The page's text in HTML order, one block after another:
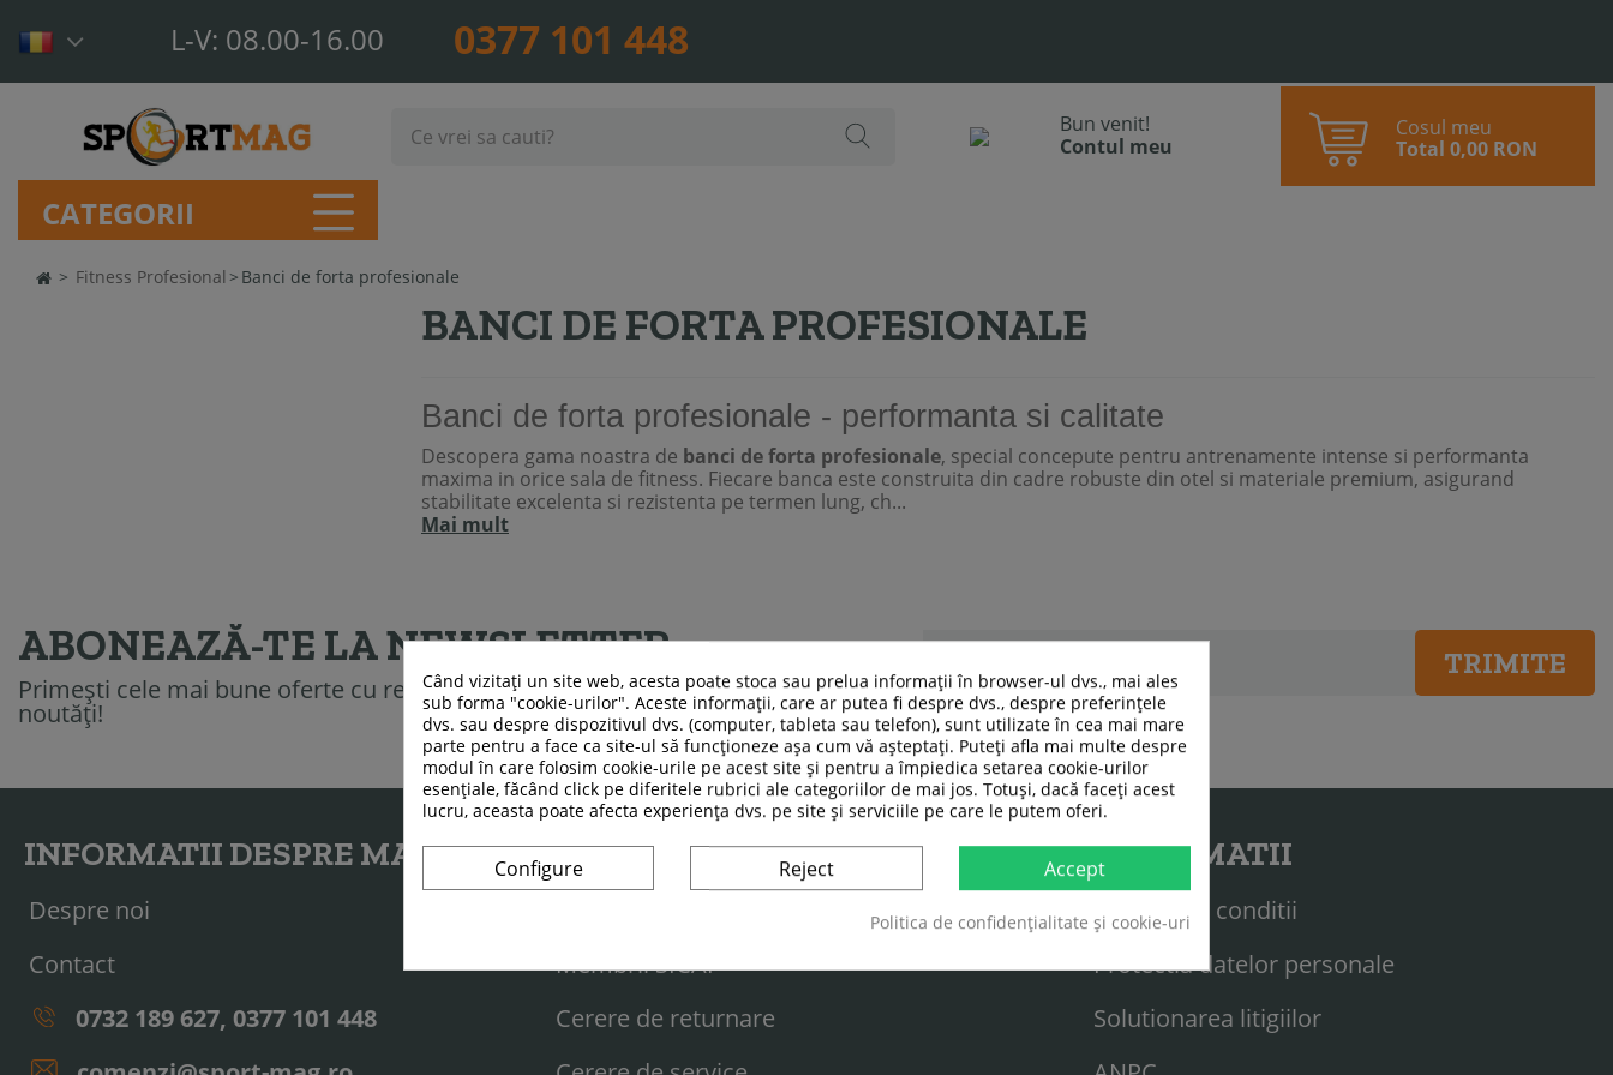
L-V: 08.00-16.00 0377 101 448
bun venit!
contul meu
Cosul meu
Total 0,00 RON
CATEGORII
> Fitness Profesional > Banci de forta profesionale
BANCI DE FORTA PROFESIONALE
Banci de forta profesionale - performanta si calitate
Descopera gama noastra de banci de forta profesionale, special concepute pentru antrenamente intense si performanta
maxima in orice sala de fitness. Fiecare banca este construita din cadre robuste din otel si materiale premium, asigurand
stabilitate excelenta si rezistenta pe termen lung, ch...
Mai mult
ABONEAZĂ-TE LA NEWSLETTER
Primești cele mai bune oferte cu reduceri, sfaturi și articole cu
noutăți!
TRIMITE
INFORMATII DESPRE MAGAZIN
Despre noi
Contact
0732 189 627, 0377 101 448
SERVICII CLIENTI
Membrii SICAP
Cerere de returnare
INFORMATII
Termeni si conditii
Protectia datelor personale
Solutionarea litigiilor
Când vizitați un site web, acesta poate stoca sau prelua informații în browser-ul dvs., mai ales
sub forma "cookie-urilor". Aceste informații, care ar putea fi despre dvs., despre preferințele
dvs. sau despre dispozitivul dvs. (computer, tableta sau telefon), sunt utilizate în cea mai mare
parte pentru a face ca site-ul să funcționeze așa cum vă așteptați. Puteți afla mai multe despre
modul în care folosim cookie-urile pe acest site și pentru a împiedica setarea cookie-urilor
esențiale, făcând click pe diferitele rubrici ale categoriilor de mai jos. Totuși, dacă faceți acest
lucru, aceasta poate afecta experiența dvs. pe site și serviciile pe care le putem oferi.
Configure Reject Accept
Politica de confidențialitate și cookie-uri